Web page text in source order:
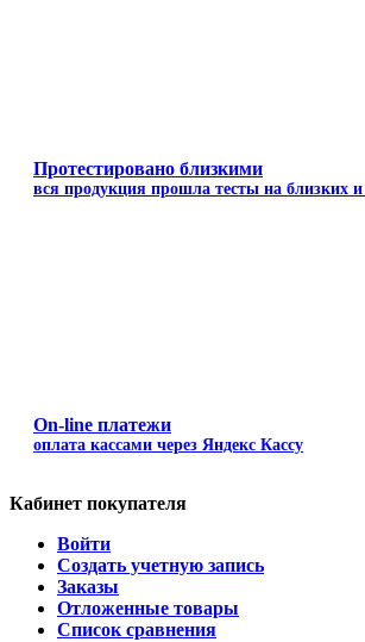
Протестировано близкими
вся продукция прошла тесты на близких
On-line платежи
оплата кассами через Яндекс Кассу
Кабинет покупателя
Войти
Создать учетную запись
Заказы
Отложенные товары
Список сравнения